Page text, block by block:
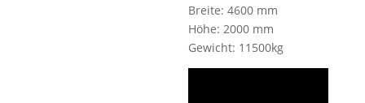
Breite: 4600 mm
Höhe: 2000 mm
Gewicht: 11500kg